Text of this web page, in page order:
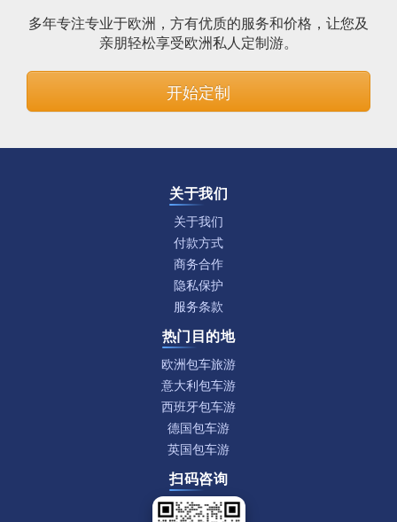
多年专注专业于欧洲，方有优质的服务和价格，让您及
亲朋轻松享受欧洲私人定制游。
开始定制
关于我们
关于我们
付款方式
商务合作
隐私保护
服务条款
热门目的地
欧洲包车旅游
意大利包车游
西班牙包车游
德国包车游
英国包车游
扫码咨询